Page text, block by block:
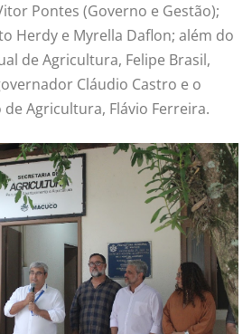
Pontes (Governo e Gestão);
Herdy e Myrella Daflon; além do
de Agricultura, Felipe Brasil,
Cláudio Castro e o
Agricultura, Flávio Ferreira.